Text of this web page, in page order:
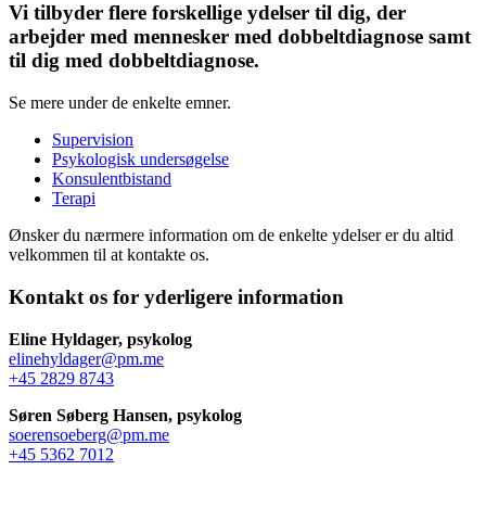
Vi tilbyder flere forskellige ydelser til dig, der
arbejder med mennesker med dobbeltdiagnose samt
til dig med dobbeltdiagnose.
Se mere under de enkelte emner.
Supervision
Psykologisk undersøgelse
Konsulentbistand
Terapi
Ønsker du nærmere information om de enkelte ydelser er du altid
velkommen til at kontakte os.
Kontakt os for yderligere information
Eline Hyldager, psykolog
elinehyldager@pm.me
+45 2829 8743
Søren Søberg Hansen, psykolog
soerensoeberg@pm.me
+45 5362 7012